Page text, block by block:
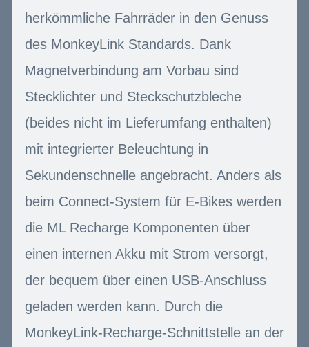
herkömmliche Fahrräder in den Genuss
des MonkeyLink Standards. Dank
Magnetverbindung am Vorbau sind
Stecklichter und Steckschutzbleche
(beides nicht im Lieferumfang enthalten)
mit integrierter Beleuchtung in
Sekundenschnelle angebracht. Anders als
beim Connect-System für E-Bikes werden
die ML Recharge Komponenten über
einen internen Akku mit Strom versorgt,
der bequem über einen USB-Anschluss
geladen werden kann. Durch die
MonkeyLink-Recharge-Schnittstelle an der